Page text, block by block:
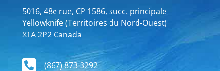
5016, 48e rue, CP 1586, succ. principale
Yellowknife (Territoires du Nord-Ouest)
X1A 2P2 Canada
(867) 873-3292